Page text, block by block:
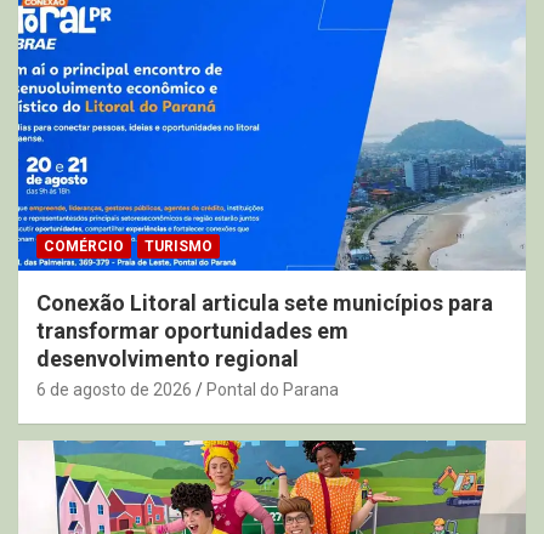
COMÉRCIO TURISMO
Conexão Litoral articula sete municípios para
transformar oportunidades em
desenvolvimento regional
6 de agosto de 2026 Pontal do Parana